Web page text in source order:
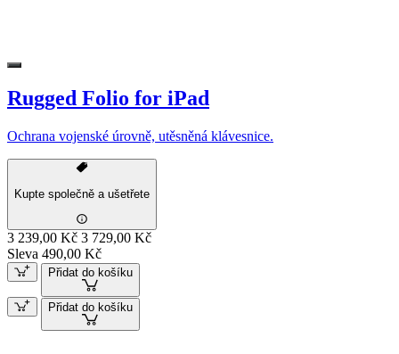
Rugged Folio for iPad
Ochrana vojenské úrovně, utěsněná klávesnice.
Kupte společně a ušetřete
3 239,00 Kč 3 729,00 Kč
Sleva 490,00 Kč
Přidat do košíku
Přidat do košíku